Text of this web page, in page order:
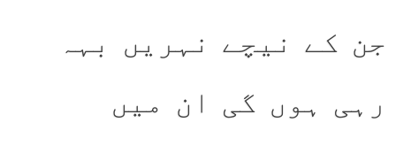
جن کے نیچے نہریں بہہ
رہی ہوں گی ان میں